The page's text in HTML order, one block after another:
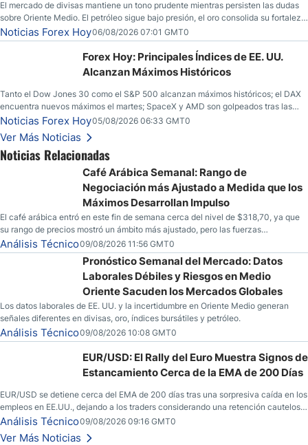
El mercado de divisas mantiene un tono prudente mientras persisten las dudas
sobre Oriente Medio. El petróleo sigue bajo presión, el oro consolida su fortaleza
y los operadores esperan nuevas referencias económicas desde Estados
Unidos.
Noticias Forex Hoy06/08/2026 07:01 GMT0
Forex Hoy: Principales Índices de EE. UU.
Alcanzan Máximos Históricos
Tanto el Dow Jones 30 como el S&P 500 alcanzan máximos históricos; el DAX
encuentra nuevos máximos el martes; SpaceX y AMD son golpeados tras las
llamadas de ganancias; el petróleo crudo cae por debajo de los $80 con nuevas
esperanzas; el dólar estadounidense continúa intentando estabilizarse frente al
yen; el peso mexicano ve un repunte a medida que las tasas caen en EE. UU.
Noticias Forex Hoy05/08/2026 06:33 GMT0
Ver Más Noticias
Noticias Relacionadas
Café Arábica Semanal: Rango de
Negociación más Ajustado a Medida que los
Máximos Desarrollan Impulso
El café arábica entró en este fin de semana cerca del nivel de $318,70, ya que
su rango de precios mostró un ámbito más ajustado, pero las fuerzas
especulativas también están mostrando señales de que una mayor volatilidad
podría estar en el horizonte para la mercancía.
Análisis Técnico09/08/2026 11:56 GMT0
Pronóstico Semanal del Mercado: Datos
Laborales Débiles y Riesgos en Medio
Oriente Sacuden los Mercados Globales
Los datos laborales de EE. UU. y la incertidumbre en Oriente Medio generan
señales diferentes en divisas, oro, índices bursátiles y petróleo.
Análisis Técnico09/08/2026 10:08 GMT0
EUR/USD: El Rally del Euro Muestra Signos de
Estancamiento Cerca de la EMA de 200 Días
EUR/USD se detiene cerca del EMA de 200 días tras una sorpresiva caída en los
empleos en EE.UU., dejando a los traders considerando una retención cautelosa
ante un fin de semana incierto.
Análisis Técnico09/08/2026 09:16 GMT0
Ver Más Noticias